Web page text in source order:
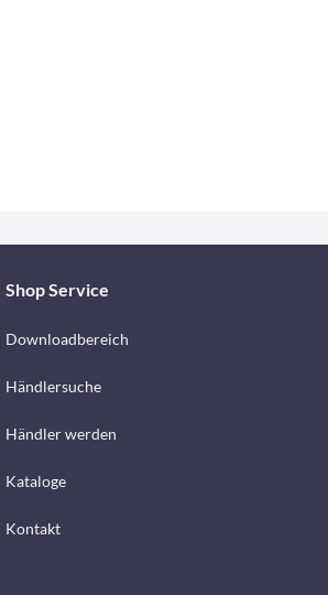
Shop Service
Downloadbereich
Händlersuche
Händler werden
Kataloge
Kontakt